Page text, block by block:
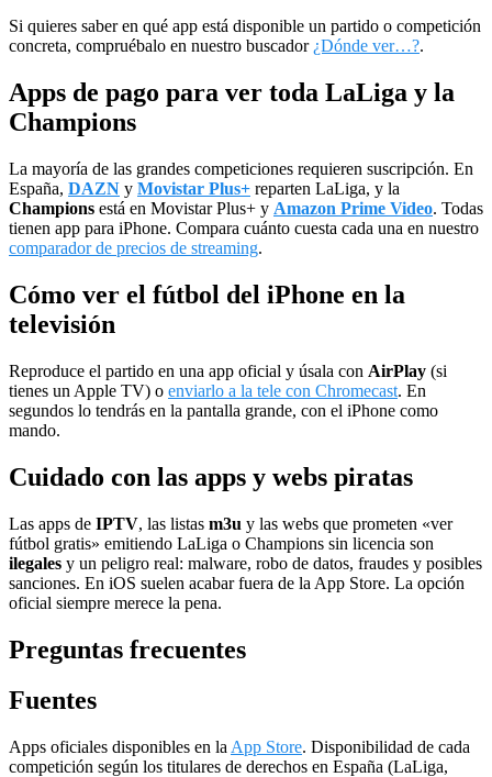
Si quieres saber en qué app está disponible un partido o competición
concreta, compruébalo en nuestro buscador ¿Dónde ver…?.
Apps de pago para ver toda LaLiga y la
Champions
La mayoría de las grandes competiciones requieren suscripción. En
España, DAZN y Movistar Plus+ reparten LaLiga, y la
Champions está en Movistar Plus+ y Amazon Prime Video. Todas
tienen app para iPhone. Compara cuánto cuesta cada una en nuestro
comparador de precios de streaming.
Cómo ver el fútbol del iPhone en la
televisión
Reproduce el partido en una app oficial y úsala con AirPlay (si
tienes un Apple TV) o enviarlo a la tele con Chromecast. En
segundos lo tendrás en la pantalla grande, con el iPhone como
mando.
Cuidado con las apps y webs piratas
Las apps de IPTV, las listas m3u y las webs que prometen «ver
fútbol gratis» emitiendo LaLiga o Champions sin licencia son
ilegales y un peligro real: malware, robo de datos, fraudes y posibles
sanciones. En iOS suelen acabar fuera de la App Store. La opción
oficial siempre merece la pena.
Preguntas frecuentes
Fuentes
Apps oficiales disponibles en la App Store. Disponibilidad de cada
competición según los titulares de derechos en España (LaLiga,